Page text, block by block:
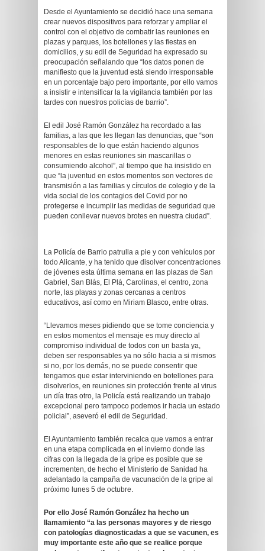
Desde el Ayuntamiento se decidió hace una semana
crear nuevos dispositivos para reforzar y ampliar el
control con el objetivo de combatir las reuniones en
plazas y parques, los botellones y las fiestas en
domicilios, y su edil de Seguridad ha expresado su
preocupación señalando que “los datos ponen de
manifiesto que la juventud está siendo irresponsable
en un porcentaje bajo pero importante, por ello vamos
a insistir e intensificar la la vigilancia también por las
tardes con nuestros policías de barrio”.
El edil José Ramón González ha recordado a las
familias, a las que les llegan las denuncias, que “son
responsables de lo que están haciendo algunos
menores en estas reuniones sin mascarillas o
consumiendo alcohol”, al tiempo que ha insistido en
que “la juventud en estos momentos son vectores de
transmisión a las familias y círculos de colegio y de la
vida social de los contagios del Covid por no
protegerse e incumplir las medidas de seguridad que
pueden conllevar nuevos brotes en nuestra ciudad”.
La Policía de Barrio patrulla a pie y con vehículos por
todo Alicante, y ha tenido que disolver concentraciones
de jóvenes esta última semana en las plazas de San
Gabriel, San Blás, El Plá, Carolinas, el centro, zona
norte, las playas y zonas cercanas a centros
educativos, así como en Miriam Blasco, entre otras.
“Llevamos meses pidiendo que se tome conciencia y
en estos momentos el mensaje es muy directo al
compromiso individual de todos con un basta ya,
deben ser responsables ya no sólo hacia a si mismos
si no, por los demás, no se puede consentir que
tengamos que estar interviniendo en botellones para
disolverlos, en reuniones sin protección frente al virus
un día tras otro, la Policía está realizando un trabajo
excepcional pero tampoco podemos ir hacia un estado
policial”, aseveró el edil de Seguridad.
El Ayuntamiento también recalca que vamos a entrar
en una etapa complicada en el invierno donde las
cifras con la llegada de la gripe es posible que se
incrementen, de hecho el Ministerio de Sanidad ha
adelantado la campaña de vacunación de la gripe al
próximo lunes 5 de octubre.
Por ello José Ramón González ha hecho un
llamamiento “a las personas mayores y de riesgo
con patologías diagnosticadas a que se vacunen, es
muy importante este año que se realice porque